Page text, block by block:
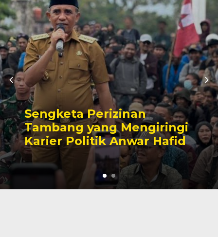
Sengketa Perizinan
Tambang yang Mengiringi
Karier Politik Anwar Hafid